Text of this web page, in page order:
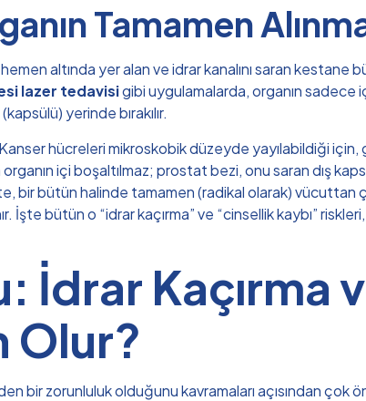
Tamamen
altında yer alan ve idrar kanalını saran kestane
lazer tedavisigibi uygulamalarda, organın sadece
yerinde bırakılır.
hücreleri mikroskobik düzeyde yayılabildiği için,
içi boşaltılmaz; prostat bezi, onu saran dış
bütün halinde tamamen (radikal olarak) vücuttan
bütün o “idrar kaçırma” ve “cinsellik kaybı”
İdrar Kaçırma
Olur?
bir zorunluluk olduğunu kavramaları açısından çok